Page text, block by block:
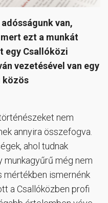
van,
ezt a munkát
egy Csallóközi
vezetésével van egy
közös
nem
annyira összefogva.
ahol tudnak
munkagyűrű még nem
mértékben ismernénk
a Csallóközben profi